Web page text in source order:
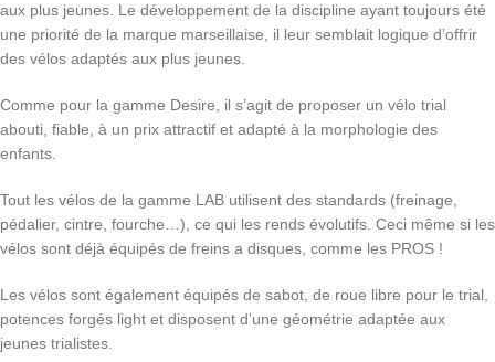
aux plus jeunes. Le développement de la discipline ayant toujours été
une priorité de la marque marseillaise, il leur semblait logique d’offrir
des vélos adaptés aux plus jeunes.
Comme pour la gamme Desire, il s’agit de proposer un vélo trial
abouti, fiable, à un prix attractif et adapté à la morphologie des
enfants.
Tout les vélos de la gamme LAB utilisent des standards (freinage,
pédalier, cintre, fourche…), ce qui les rends évolutifs. Ceci même si les
vélos sont déjà équipés de freins a disques, comme les PROS !
Les vélos sont également équipés de sabot, de roue libre pour le trial,
potences forgés light et disposent d’une géométrie adaptée aux
jeunes trialistes.